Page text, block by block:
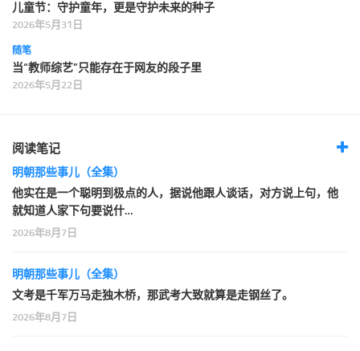
儿童节：守护童年，更是守护未来的种子
2026年5月31日
随笔
当“教师综艺”只能存在于网友的段子里
2026年5月22日
阅读笔记
明朝那些事儿（全集）
他实在是一个聪明到极点的人，据说他跟人谈话，对方说上句，他
就知道人家下句要说什…
2026年8月7日
明朝那些事儿（全集）
文考是千军万马走独木桥，那武考大致就算是走钢丝了。
2026年8月7日